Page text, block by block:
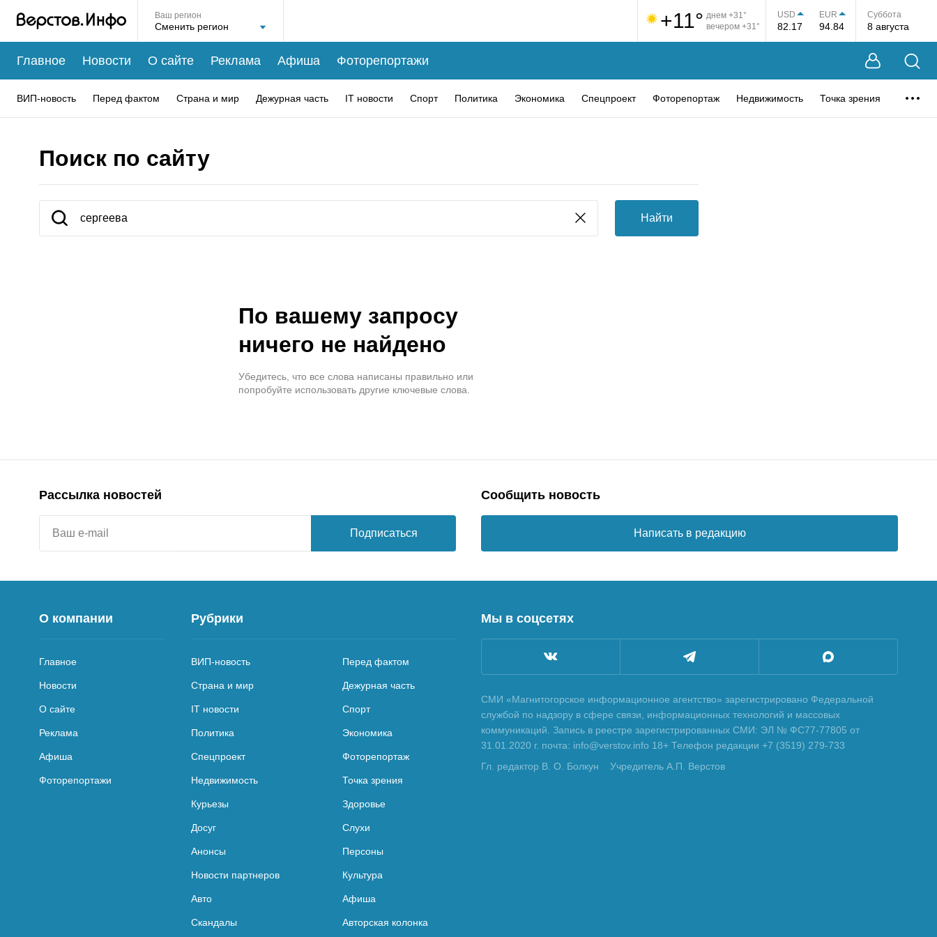
Ваш регион +11° днем +31°
вечером +31°
USD
82.17
EUR
94.84
Суббота
8 августа
Главное Новости О сайте Реклама Афиша Фоторепортажи
ВИП-новость Перед фактом Страна и мир Дежурная часть IT новости Спорт Политика Экономика Спецпроект Фоторепортаж Недвижимость Точка зрения
Поиск по сайту
Найти
По вашему запросу
ничего не найдено
Убедитесь, что все слова написаны правильно или
попробуйте использовать другие ключевые слова.
Рассылка новостей
Подписаться
Сообщить новость
Написать в редакцию
О компании
Главное
Новости
О сайте
Реклама
Афиша
Фоторепортажи
Рубрики
ВИП-новость Перед фактом
Страна и мир Дежурная часть
IT новости Спорт
Политика Экономика
Спецпроект Фоторепортаж
Недвижимость Точка зрения
Курьезы Здоровье
Досуг Слухи
Анонсы Персоны
Новости партнеров Культура
Авто Афиша
Скандалы Авторская колонка
Мы в соцсетях
СМИ «Магнитогорское информационное агентство» зарегистрировано Федеральной
службой по надзору в сфере связи, информационных технологий и массовых
коммуникаций. Запись в реестре зарегистрированных СМИ: ЭЛ № ФС77-77805 от
31.01.2020 г. почта: info@verstov.info 18+ Телефон редакции +7 (3519) 279-733
Гл. редактор В. О. Болкун
Учредитель А.П. Верстов